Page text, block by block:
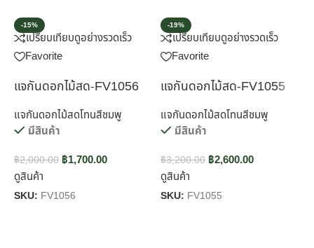
-15%
เปรียบเทียบดูอย่างรวดเร็ว
Favorite
แจกันดอกไม้สด-FV1056
แจกันดอกไม้สดโทนสีชมพู
มีสินค้า
฿2,000.00 ฿1,700.00
ดูสินค้า
SKU: FV1056
-19%
เปรียบเทียบดูอย่างรวดเร็ว
Favorite
แจกันดอกไม้สด-FV1055
แจกันดอกไม้สดโทนสีชมพู
มีสินค้า
฿3,200.00 ฿2,600.00
ดูสินค้า
SKU: FV1055